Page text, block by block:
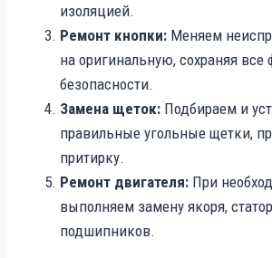
изоляцией.
Ремонт кнопки: Меняем
на оригинальную, сохраняя
безопасности.
Замена щеток: Подбираем и
правильные угольные щетки,
притирку.
Ремонт двигателя: При
выполняем замену якоря,
подшипников.